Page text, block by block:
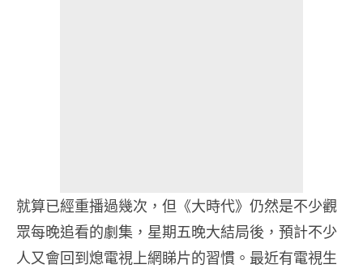
就算已經重播過幾次，但《大時代》仍然是不少觀
眾每晚追看的劇集，星期五晚大結局後，預計不少
人又會回到熄電視上網睇片的習慣。最近有電視生